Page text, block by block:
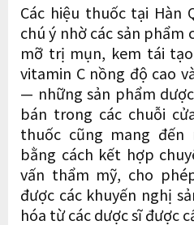
Các hiệu thuốc tại Hàn
chú ý nhờ các sản
mỡ trị mụn, kem tái
vitamin C nồng độ cao
— những sản phẩm
bán trong các chuỗi
thuốc cũng mang
bằng cách kết hợp
vấn thẩm mỹ, cho
được các khuyến nghị
hóa từ các dược sĩ được